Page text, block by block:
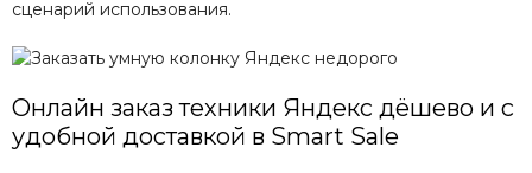
сценарий использования.
Онлайн заказ техники Яндекс дёшево и с
удобной доставкой в Smart Sale